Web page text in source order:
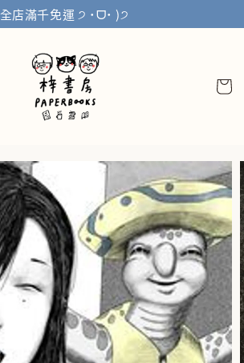
全店滿千免運 ੭ ˙ᗜ˙ )੭